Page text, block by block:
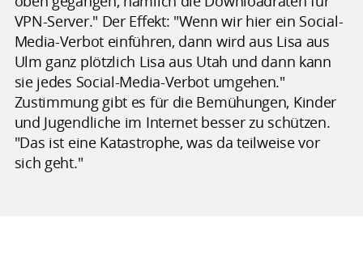
VPN-Server." Der Effekt: "Wenn wir hier ein Social-
Media-Verbot einführen, dann wird aus Lisa aus
Ulm ganz plötzlich Lisa aus Utah und dann kann
sie jedes Social-Media-Verbot umgehen."
Zustimmung gibt es für die Bemühungen, Kinder
und Jugendliche im Internet besser zu schützen.
"Das ist eine Katastrophe, was da teilweise vor
sich geht."